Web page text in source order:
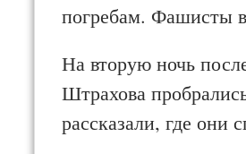
погребам. Фашисты
На вторую ночь
Штрахова
рассказали, где они